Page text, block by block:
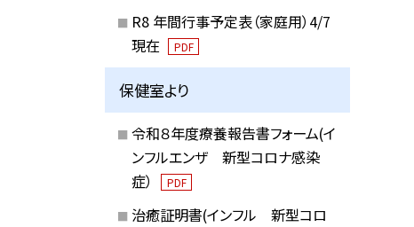
R8 年間行事予定表（家庭用）4/7
現在
PDF
保健室より
令和８年度療養報告書フォーム(イ
ンフルエンザ 新型コロナ感染
症）
PDF
治癒証明書(インフル 新型コロ